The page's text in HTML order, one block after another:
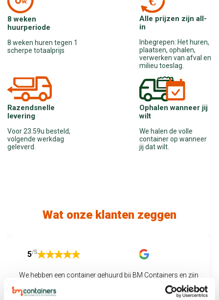
8 weken
huurperiode
8 weken huren tegen 1
scherpe totaalprijs
Alle prijzen zijn all-
in
Inbegrepen: Het huren,
plaatsen, ophalen,
verwerken van afval en
milieu toeslag.
Razendsnelle
levering
Voor 23.59u besteld,
volgende werkdag
geleverd.
Ophalen wanneer jij
wilt
We halen de volle
container op wanneer
jij dat wilt.
Wat onze klanten zeggen
5/5
We hebben een container gehuurd bij BM Containers en zijn
supertevreden. Alles werd netjes geregeld: snel geleverd,
makkelijk contact, en ook het ophalen verliep soepel.